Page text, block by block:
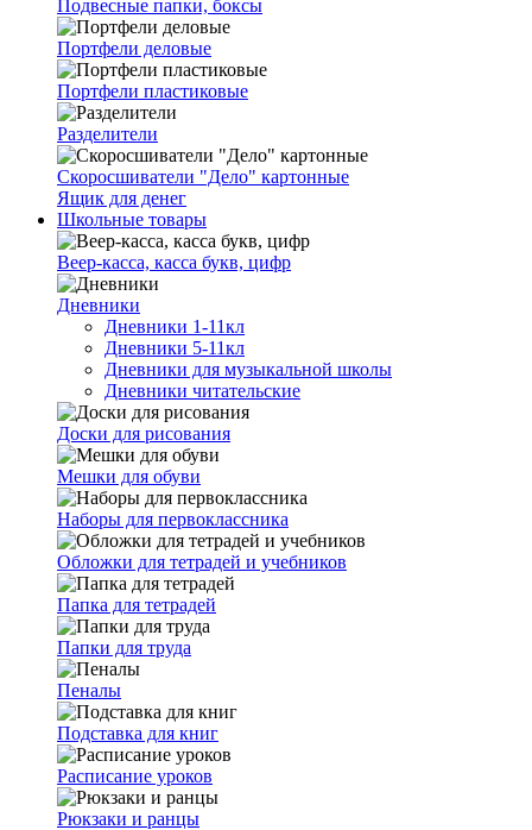
Подвесные папки, боксы
Портфели деловые
Портфели пластиковые
Разделители
Скоросшиватели "Дело" картонные
Ящик для денег
Школьные товары
Веер-касса, касса букв, цифр
Дневники
Дневники 1-11кл
Дневники 5-11кл
Дневники для музыкальной школы
Дневники читательские
Доски для рисования
Мешки для обуви
Наборы для первоклассника
Обложки для тетрадей и учебников
Папка для тетрадей
Папки для труда
Пеналы
Подставка для книг
Расписание уроков
Рюкзаки и ранцы